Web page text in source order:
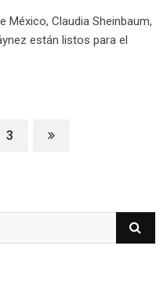
México, Claudia Sheinbaum,
están listos para el
3